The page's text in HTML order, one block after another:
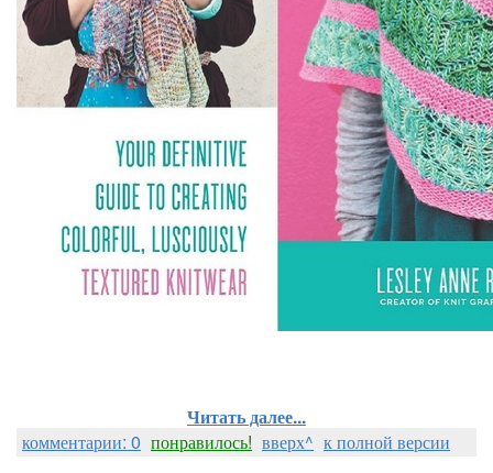
Читать далее...
комментарии: 0 понравилось! вверх^ к полной версии